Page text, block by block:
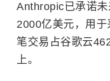
Anthropic已承诺
2000亿美元，用
笔交易占谷歌云
上。